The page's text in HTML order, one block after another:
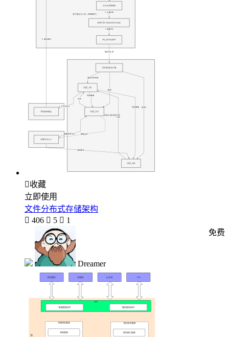
收藏
立即使用
文件分布式存储架构
 406  5  1
Dreamer
免费